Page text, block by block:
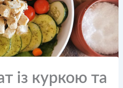
із куркою та